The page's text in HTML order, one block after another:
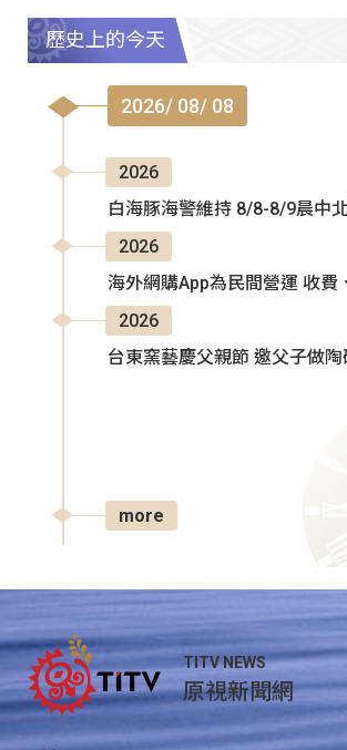
歷史上的今天
2026/ 08/ 08
2026
白海豚海警維持 8/8-8/9晨中
2026
海外網購App為民間營運 收費
2026
台東窯藝慶父親節 邀父子做
more
TITV NEWS
原視新聞網